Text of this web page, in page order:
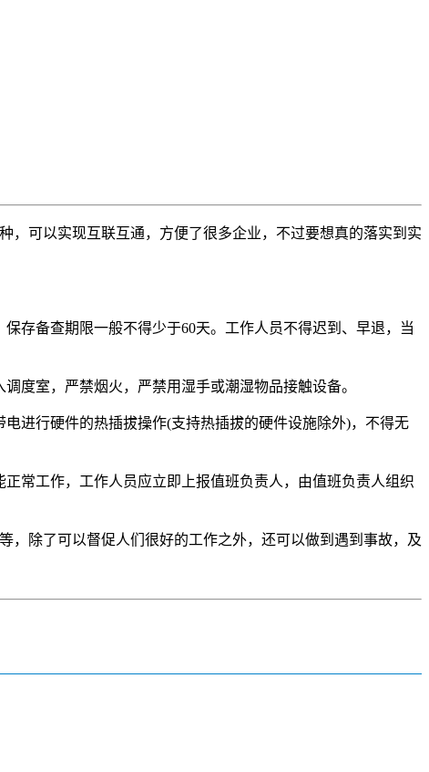
，可以实现互联互通，方便了很多企业，不过要想真的落实到实
存备查期限一般不得少于60天。工作人员不得迟到、早退，当
度室，严禁烟火，严禁用湿手或潮湿物品接触设备。
进行硬件的热插拔操作(支持热插拔的硬件设施除外)，不得无
常工作，工作人员应立即上报值班负责人，由值班负责人组织
，除了可以督促人们很好的工作之外，还可以做到遇到事故，及